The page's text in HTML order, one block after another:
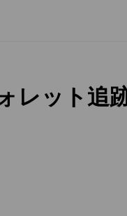
レット追